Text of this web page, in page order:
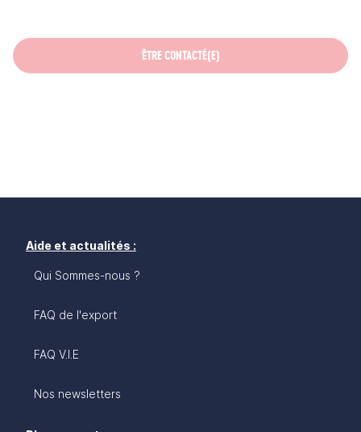
ÊTRE CONTACTÉ(E)
Aide et actualités :
Qui Sommes-nous ?
FAQ de l'export
FAQ V.I.E
Nos newsletters